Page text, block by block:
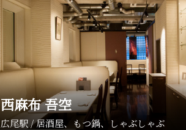
西麻布 吾空
広尾駅 / 居酒屋、もつ鍋、しゃぶしゃぶ